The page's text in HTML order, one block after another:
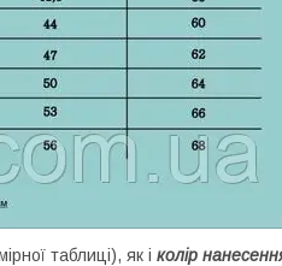
таблиці), як і колір